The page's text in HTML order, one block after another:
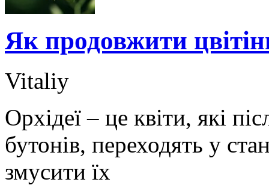
Як продовжити
Vitaliy
Орхідеї – це квіти, які
бутонів, переходять у
змусити їх